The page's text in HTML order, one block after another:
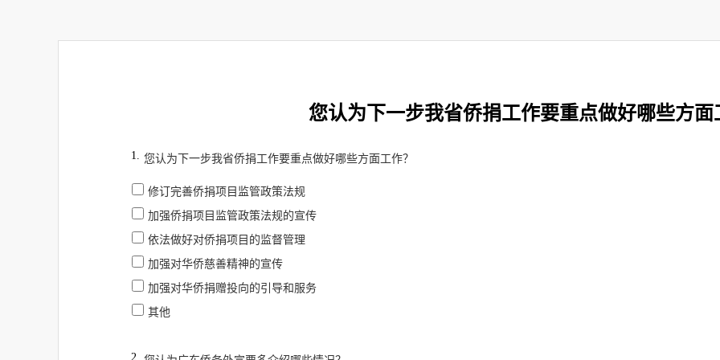
您认为下一步我省侨捐工作要重点做好哪些方面
1. 您认为下一步我省侨捐工作要重点做好哪些方面工作？
修订完善侨捐项目监管政策法规
加强侨捐项目监管政策法规的宣传
依法做好对侨捐项目的监督管理
加强对华侨慈善精神的宣传
加强对华侨捐赠投向的引导和服务
其他
2.